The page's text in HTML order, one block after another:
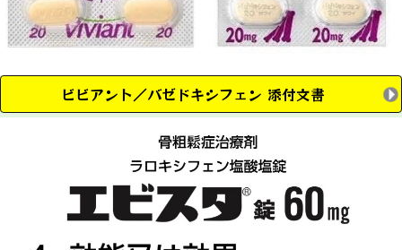
ビビアント／バゼドキシフェン 添付文書